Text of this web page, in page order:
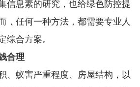
信息素的研究，也给绿色防控提
，任何一种方法，都需要专业人
综合方案。
合理
、蚁害严重程度、房屋结构，以